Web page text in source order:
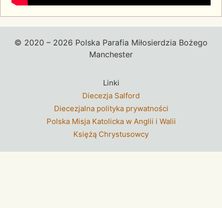
© 2020 – 2026 Polska Parafia Miłosierdzia Bożego
Manchester
Linki
Diecezja Salford
Diecezjalna polityka prywatności
Polska Misja Katolicka w Anglii i Walii
Księżą Chrystusowcy